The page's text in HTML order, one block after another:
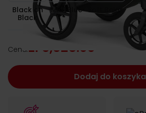
Black on
Black
Mid-Blue Soft Beige
Cena:zł 5,328.00
Dodaj do koszyka